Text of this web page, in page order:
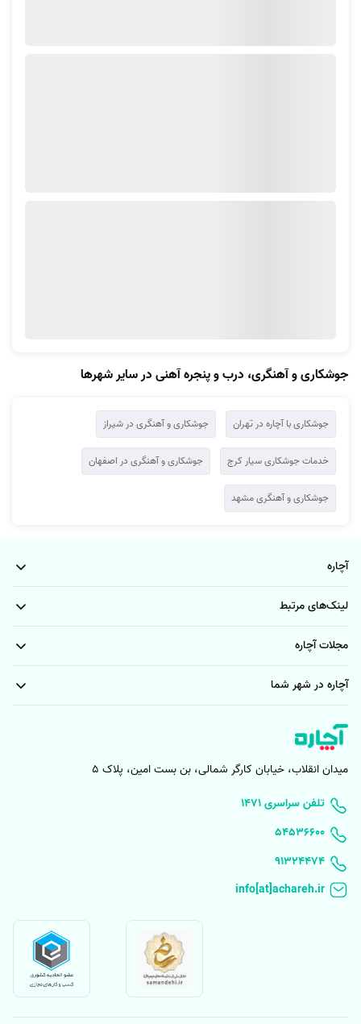
جوشکاری و آهنگری، درب و پنجره آهنی در سایر شهرها
جوشکاری با آچاره در تهران جوشکاری و آهنگری در شیراز
خدمات جوشکاری سیار کرج جوشکاری و آهنگری در اصفهان
جوشکاری و آهنگری مشهد
آچاره
لینک‌های مرتبط
مجلات آچاره
آچاره در شهر شما
میدان انقلاب، خیابان کارگر شمالی، بن بست امین، پلاک 5
۱۴۷۱ تلفن سراسری
۵۴۵۳۶۶۰۰
91324474